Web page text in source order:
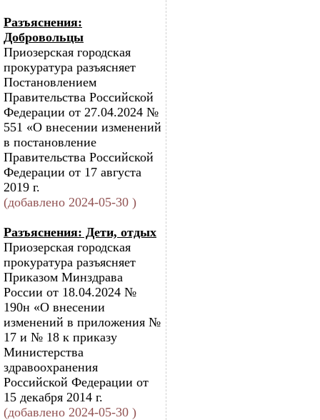
Разъяснения:
Добровольцы
Приозерская городская
прокуратура разъясняет
Постановлением
Правительства Российской
Федерации от 27.04.2024 №
551 «О внесении изменений
в постановление
Правительства Российской
Федерации от 17 августа
2019 г.
(добавлено 2024-05-30 )
Разъяснения: Дети, отдых
Приозерская городская
прокуратура разъясняет
Приказом Минздрава
России от 18.04.2024 №
190н «О внесении
изменений в приложения №
17 и № 18 к приказу
Министерства
здравоохранения
Российской Федерации от
15 декабря 2014 г.
(добавлено 2024-05-30 )